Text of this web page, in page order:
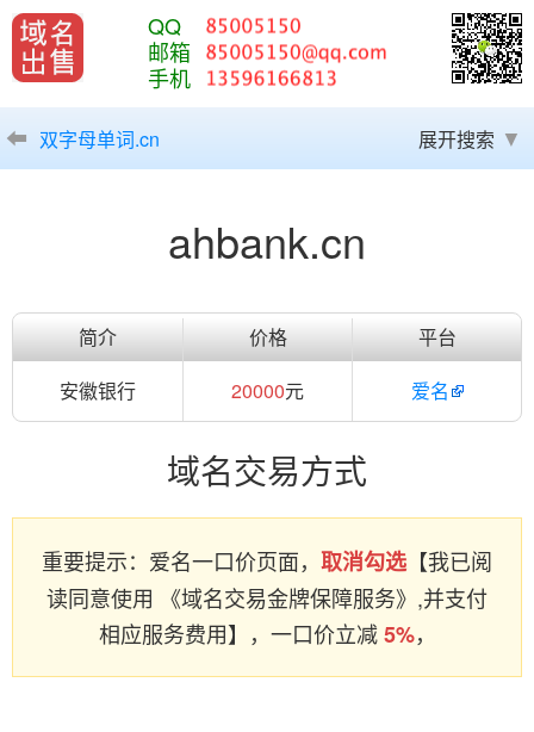
QQ
邮箱
手机
双字母单词.cn 展开搜索
ahbank.cn
简介 价格
平台
安徽银行
20000元 爱名
域名交易方式
重要提示：爱名一口价页面， 取消勾选 【我已阅
读同意使用 《域名交易金牌保障服务》,并支付
相应服务费用】，一口价立减5%，